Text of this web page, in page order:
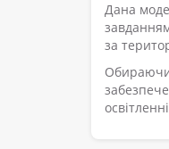
Дана
за
Обираючи